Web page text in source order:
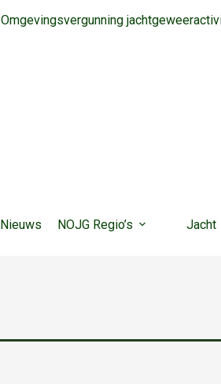
Omgevingsvergunning
Nieuws NOJG Regio’s Jacht